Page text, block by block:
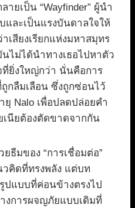
ายเป็น “Wayfinder” ผู้นำ
และเป็นแรงบันดาลใจให้
เสียงเรียกแห่งมหาสมุทร
ไม่ได้นำทางเธอไปหาตัว
ยิ่งใหญ่กว่า นั่นคือการ
ถูกลืมเลือน ซึ่งถูกซ่อนไว้
ยุ Nalo เพื่อปลดปล่อยคำ
เนียต้องตัดขาดจากกัน
ธีมของ “การเชื่อมต่อ”
วคิดที่ทรงพลัง แต่บท
ปแบบที่ค่อนข้างตรงไป
งการผจญภัยแบบเดิมที่